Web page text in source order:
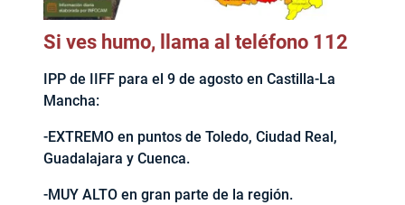
Si ves humo, llama al teléfono 112
IPP de IIFF para el 9 de agosto en Castilla-La
Mancha:
-EXTREMO en puntos de Toledo, Ciudad Real,
Guadalajara y Cuenca.
-MUY ALTO en gran parte de la región.